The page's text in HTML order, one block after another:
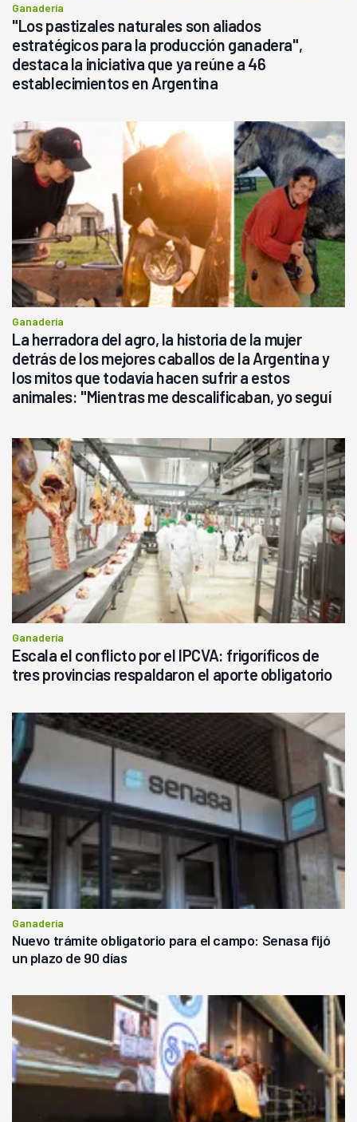
Ganadería
"Los pastizales naturales son aliados
estratégicos para la producción ganadera",
destaca la iniciativa que ya reúne a 46
establecimientos en Argentina
Ganadería
La herradora del agro, la historia de la mujer
detrás de los mejores caballos de la Argentina y
los mitos que todavía hacen sufrir a estos
animales: "Mientras me descalificaban, yo seguí
Ganadería
Escala el conflicto por el IPCVA: frigoríficos de
tres provincias respaldaron el aporte obligatorio
Ganadería
Nuevo trámite obligatorio para el campo: Senasa fijó
un plazo de 90 días